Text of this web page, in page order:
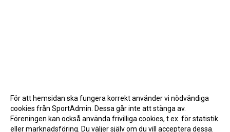
För att hemsidan ska fungera korrekt använder vi nödvändiga
cookies från SportAdmin. Dessa går inte att stänga av.
Föreningen kan också använda frivilliga cookies, t.ex. för statistik
eller marknadsföring. Du väljer själv om du vill acceptera dessa.